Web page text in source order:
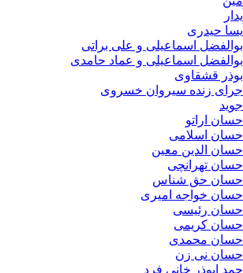
آیدار
آیسا حیدری
ابوالفضل اسماعیلی و علی براتی
ابوالفضل اسماعیلی و عماد حامدی
ابوذر قشقاوی
اجرای زنده سیروان خسروی
اجوید
احسان اراتو
احسان اسلامی
احسان الدین معین
احسان تهرانچی
احسان حق شناس
احسان خواجه امیری
احسان رئیسی
احسان کریمی
احسان محمدی
احسان نی زن
احمد ابوذر خانی فرد